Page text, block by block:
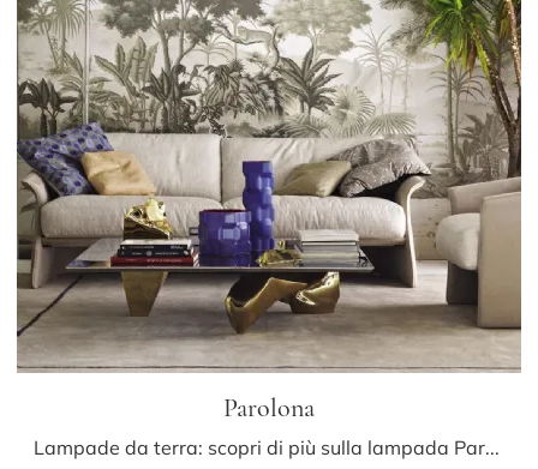
Parolona
Lampade da terra: scopri di più sulla lampada Parolona in vetro che ti consigliamo.